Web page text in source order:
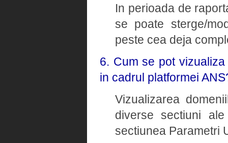
In perioada de
se poate sterge/
peste cea deja
6. Cum se pot
in cadrul platformei
Vizualizarea
diverse sectiuni
sectiunea Parametri